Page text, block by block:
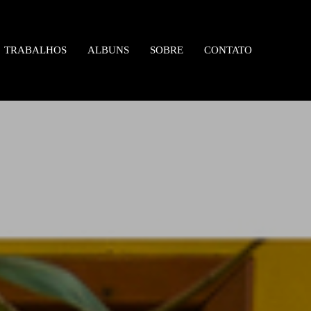
TRABALHOS ALBUNS SOBRE CONTATO